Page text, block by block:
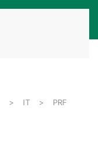
IT PRF